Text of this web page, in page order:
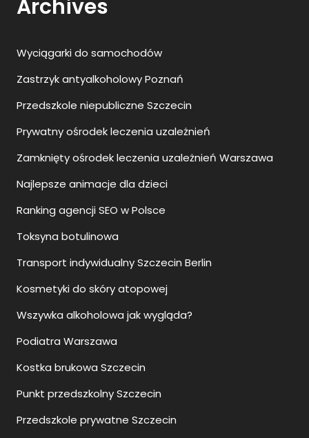
Archives
Wyciągarki do samochodów
Zastrzyk antyalkoholowy Poznań
Przedszkole niepubliczne Szczecin
Prywatny ośrodek leczenia uzależnień
Zamknięty ośrodek leczenia uzależnień Warszawa
Najlepsze animacje dla dzieci
Ranking agencji SEO w Polsce
Toksyna botulinowa
Transport indywidualny Szczecin Berlin
Kosmetyki do skóry atopowej
Wszywka alkoholowa jak wygląda?
Podiatra Warszawa
Kostka brukowa Szczecin
Punkt przedszkolny Szczecin
Przedszkole prywatne Szczecin